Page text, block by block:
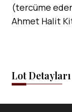
(tercüme
Ahmet Halit
Lot Detayları